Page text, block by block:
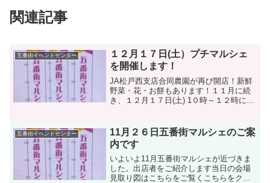
関連記事
五番街イベントセンター
１２月１７日(土）プチマルシェ
を開催します！
JA松戸西支店合同農園が再び開店！新鮮
野菜・花・お餅もあります！１１月に続
き、１２月１７日(土) 1０時～１２時に、
前広場で開催します(雨天決行）。１１月
五番街マル...
五番街イベントセンター
11月２６日五番街マルシェのご案
内です
いよいよ11月五番街マルシェが近づきま
した。出店者をご紹介します当日の会場
見取り図はこちらをご覧くこちらをクリ